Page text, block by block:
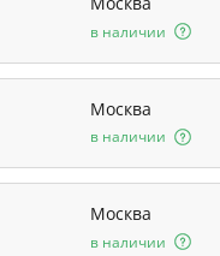
в наличии
Москва
в наличии
Москва
в наличии